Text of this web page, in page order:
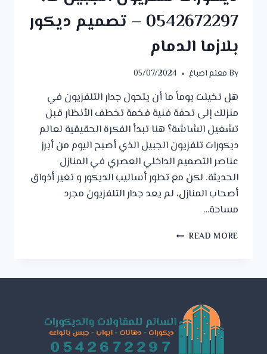
0542672297 – تصميم ديكور
بلازما الدمام
Byمعلم اصباغ 05/07/2024
هل تخيلت يوماً ما أن يتحول جدار التلفزيون في
منزلك إلى تحفة فنية فخمة تخطف الأنظار قبل
تشغيل الشاشة؟ هنا تبدأ الفكرة الحقيقية لعالم
ديكورات تلفزيون الجبيل الذي أصبح اليوم من أبرز
عناصر التصميم الداخلي العصري في المنازل
الحديثة. لكن مع تطور أساليب الديكور و تغير أذواق
أصحاب المنازل، لم يعد جدار التلفزيون مجرد
مساحة…
READ MOREديكورات
تصميم
ديكور
بلازما
الدمام